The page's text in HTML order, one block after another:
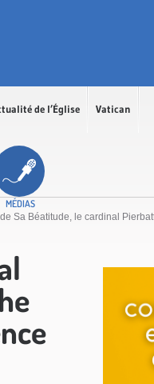
de l’Église Vatican
MÉDIAS
Sa Béatitude, le cardinal